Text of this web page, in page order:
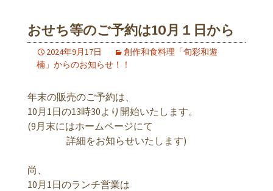
おせち等のご予約は10月１日から
2024年9月17日
創作和食料理「旬彩和遊
楠」からのお知らせ！！
年末の販売のご予約は、
10月1日の13時30より開始いたします。
(9月末にはホームページにて
詳細をお知らせいたします)
尚、
10月1日のランチ営業は